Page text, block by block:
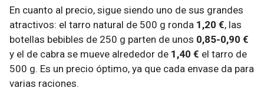
En cuanto al precio, sigue siendo uno de sus grandes
atractivos: el tarro natural de 500 g ronda 1,20 €, las
botellas bebibles de 250 g parten de unos 0,85-0,90 €
y el de cabra se mueve alrededor de 1,40 € el tarro de
500 g. Es un precio óptimo, ya que cada envase da para
varias raciones.